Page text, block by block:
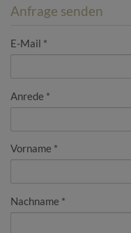
Anfrage senden
E-Mail
Anrede
Vorname
Nachname